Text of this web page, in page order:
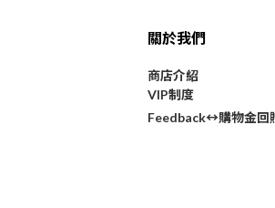
關於我們
商店介紹
VIP制度
Feedback↔購物金回